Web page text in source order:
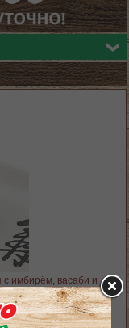
с имбирём, васаби и